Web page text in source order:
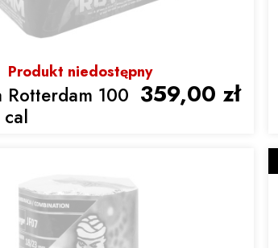
Produkt niedostępny
100
cal
359,00 zł